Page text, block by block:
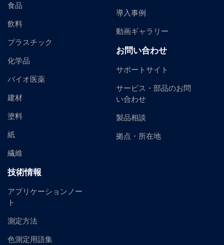
食品
飲料
プラスチック
化学品
バイオ医薬
建材
塗料
紙
繊維
技術情報
アプリケーションノー
ト
測定方法
色測定用語集
導入事例
動画ギャラリー
お問い合わせ
サポートサイト
サービス・部品のお問
い合わせ
製品相談
拠点・所在地